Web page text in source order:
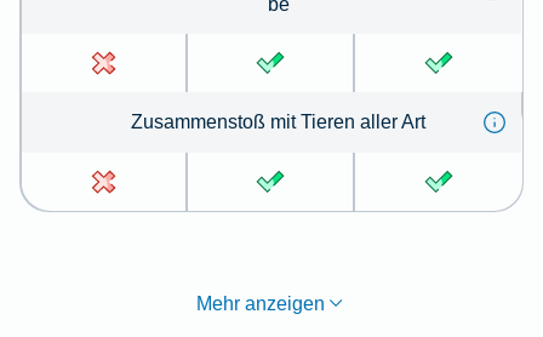
Zu­sammen­stoß mit Tie­ren aller Art
Mehr anzeigen